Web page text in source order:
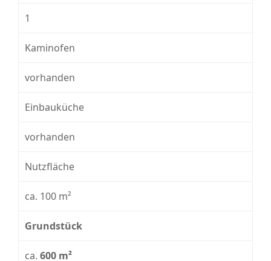
1
Kaminofen
vorhanden
Einbauküche
vorhanden
Nutzfläche
ca. 100 m²
Grundstück
ca. 600 m²